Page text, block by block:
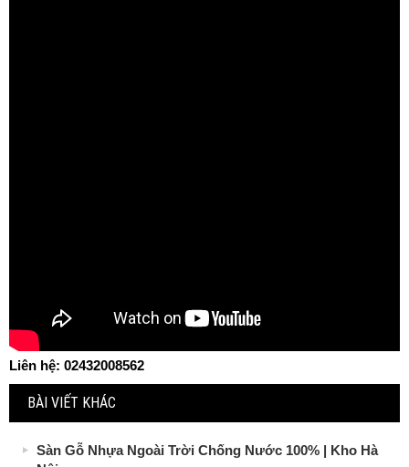
Liên hệ: 02432008562
BÀI VIẾT KHÁC
Sàn Gỗ Nhựa Ngoài Trời Chống Nước 100% | Kho Hà